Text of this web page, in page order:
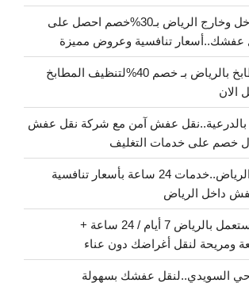
دينا نقل عفش داخل وخارج الرياض بـ30%خصم احصل على
عفشك..أسعار تنافسية وعروض مميزة
شركة تنظيف مطابخ بالرياض بـ خصم 40%لتنظيف المطابخ
عفش آمن مع شركة نقل عفش
نقل عفش داخل الرياض..خدمات 24 ساعة بأسعار تنافسية
دينا تشيل اثاث مستعمل بالرياض 7 أيام / 24 ساعة +
ومريحة لنقل أغراضك دون عناء
السويدي..لنقل عفشك بسهولة